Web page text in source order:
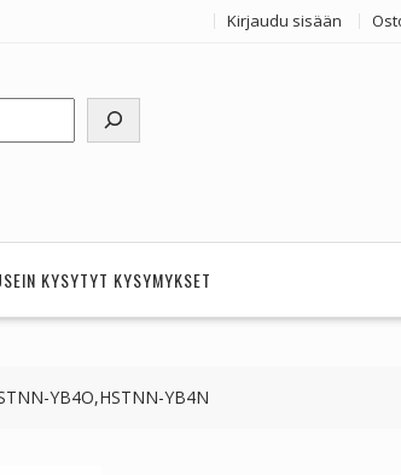
Kirjaudu sisään
KYSYTYT KYSYMYKSET
YB4O,HSTNN-YB4N